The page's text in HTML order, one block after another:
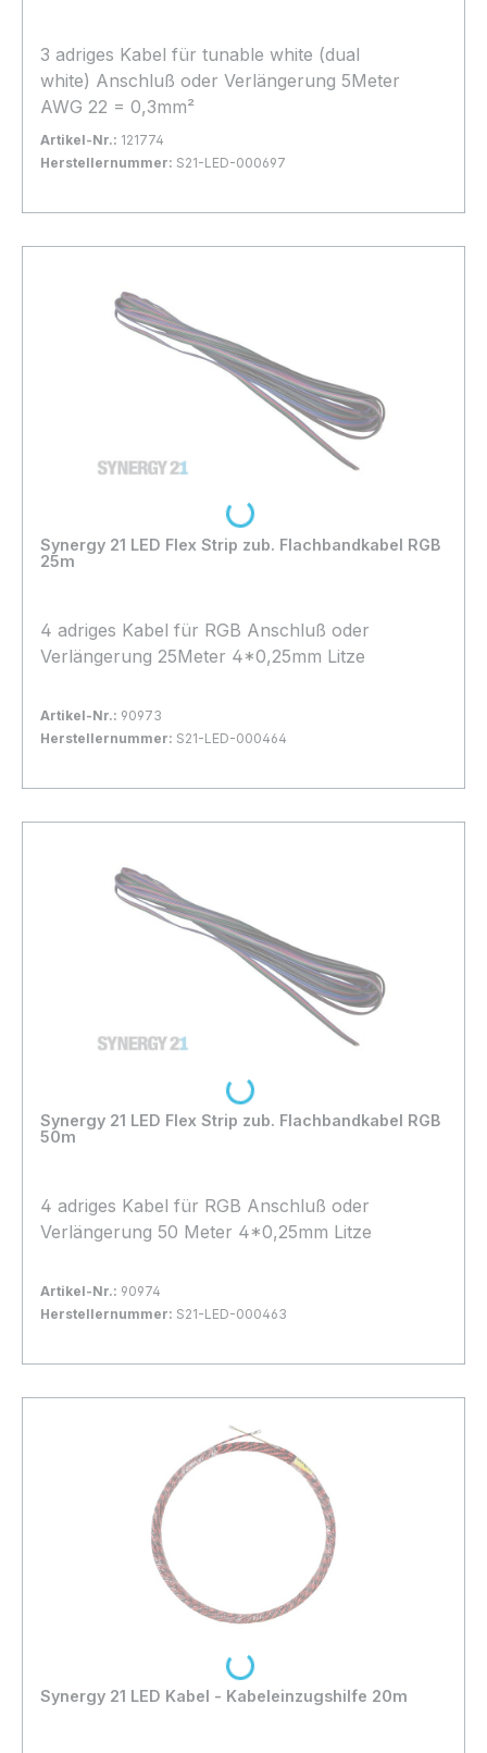
3 adriges Kabel für tunable white (dual
white) Anschluß oder Verlängerung 5Meter
AWG 22 = 0,3mm²
Artikel-Nr.: 121774
Herstellernummer: S21-LED-000697
In den Warenkorb
Synergy 21 LED Flex Strip zub. Flachbandkabel RGB
25m
4 adriges Kabel für RGB Anschluß oder
Verlängerung 25Meter 4*0,25mm Litze
Artikel-Nr.: 90973
Herstellernummer: S21-LED-000464
In den Warenkorb
Loading...
Synergy 21 LED Flex Strip zub. Flachbandkabel RGB
50m
4 adriges Kabel für RGB Anschluß oder
Verlängerung 50 Meter 4*0,25mm Litze
Artikel-Nr.: 90974
Herstellernummer: S21-LED-000463
In den Warenkorb
Loading...
Synergy 21 LED Kabel - Kabeleinzugshilfe 20m
Loading...